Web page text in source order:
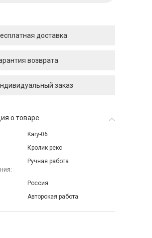
доставка
возврата
заказ
о товаре
Kary-06
Кролик рекс
Ручная работа
Россия
Авторская работа